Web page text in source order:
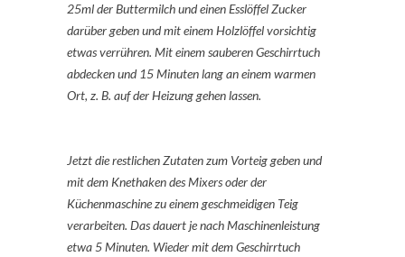
25ml der Buttermilch und einen Esslöffel Zucker
darüber geben und mit einem Holzlöffel vorsichtig
etwas verrühren. Mit einem sauberen Geschirrtuch
abdecken und 15 Minuten lang an einem warmen
Ort, z. B. auf der Heizung gehen lassen.
Jetzt die restlichen Zutaten zum Vorteig geben und
mit dem Knethaken des Mixers oder der
Küchenmaschine zu einem geschmeidigen Teig
verarbeiten. Das dauert je nach Maschinenleistung
etwa 5 Minuten. Wieder mit dem Geschirrtuch